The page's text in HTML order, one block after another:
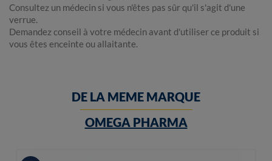
Consultez un médecin si vous n'êtes pas sûr qu'il s'agit d'une
verrue.
Demandez conseil à votre médecin avant d'utiliser ce produit si
vous êtes enceinte ou allaitante.
DE LA MEME MARQUE
OMEGA PHARMA